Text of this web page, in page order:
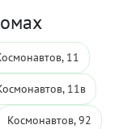
11
11в
Космонавтов, 92